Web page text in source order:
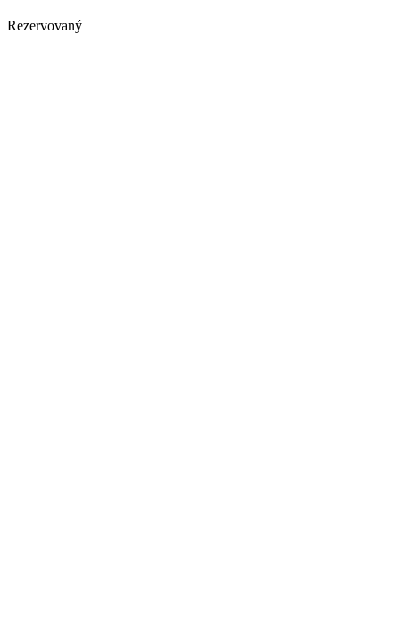
Rezervovaný